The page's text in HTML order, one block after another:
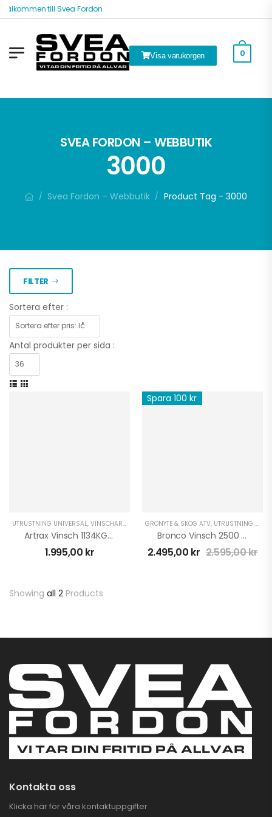
till Svea Fordon
Visa varukorgen 0
SVEA FORDON – WEBBUTIK
3000
/ Svea Fordon – Webbutik / Product Tag - 3000
T3B
69.900,00
146.900,00kr
TALARIA STING PRO
ELCROSS
63.900,00kr
FILTER
Sortera efter :
Antal produkter per sida :
UTRUSTNING UNIVERSAL, VINSCHAR ATV VINSCHAR UTV
Artrax Vinsch 1134KG Stålwire
1.995,00 kr
Spara 100 kr
GRÖNYTE & SKOG ATV, UTRUSTNING UNIVERSAL
Bronco Vinsch 2500 LBS Stålvajer Med Fjärr
2.495,00 kr 2.595,00kr
Showing all 2 Products
Kontakta oss
Klicka här för våra kontaktuppgifter